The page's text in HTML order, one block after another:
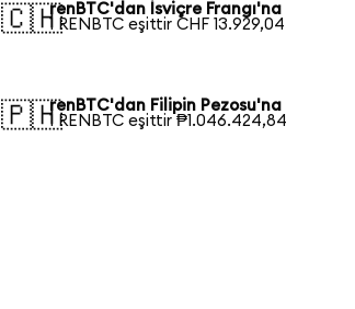
🇨🇭renBTC'dan İsviçre Frangı'na
1 RENBTC eşittir CHF 13.929,04
🇵🇭renBTC'dan Filipin Pezosu'na
1 RENBTC eşittir ₱1.046.424,84